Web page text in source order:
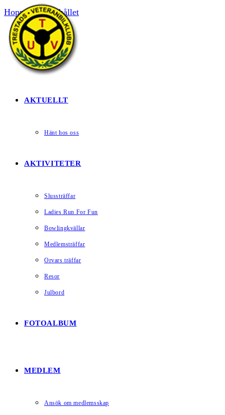
Hoppa till innehållet
HEM
AKTUELLT
Hänt hos oss
AKTIVITETER
Slussträffar
Ladies Run For Fun
Bowlingkvällar
Medlemsträffar
Orvars träffar
Resor
Julbord
FOTOALBUM
MEDLEM
Ansök om medlemsskap